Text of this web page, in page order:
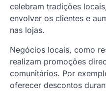
celebram tradições
envolver os clientes e
nas lojas.
Negócios locais, como
realizam promoções
comunitários. Por
oferecer descontos